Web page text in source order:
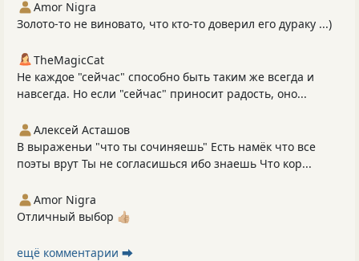
Amor Nigra
Золото-то не виновато, что кто-то доверил его дураку ...)
TheMagicCat
Не каждое "сейчас" способно быть таким же всегда и
навсегда. Но если "сейчас" приносит радость, оно...
Алексей Асташов
В выраженьи "что ты сочиняешь" Есть намёк что все
поэты врут Ты не согласишься ибо знаешь Что кор...
Amor Nigra
Отличный выбор 👍🏼
ещё комментарии ⮕